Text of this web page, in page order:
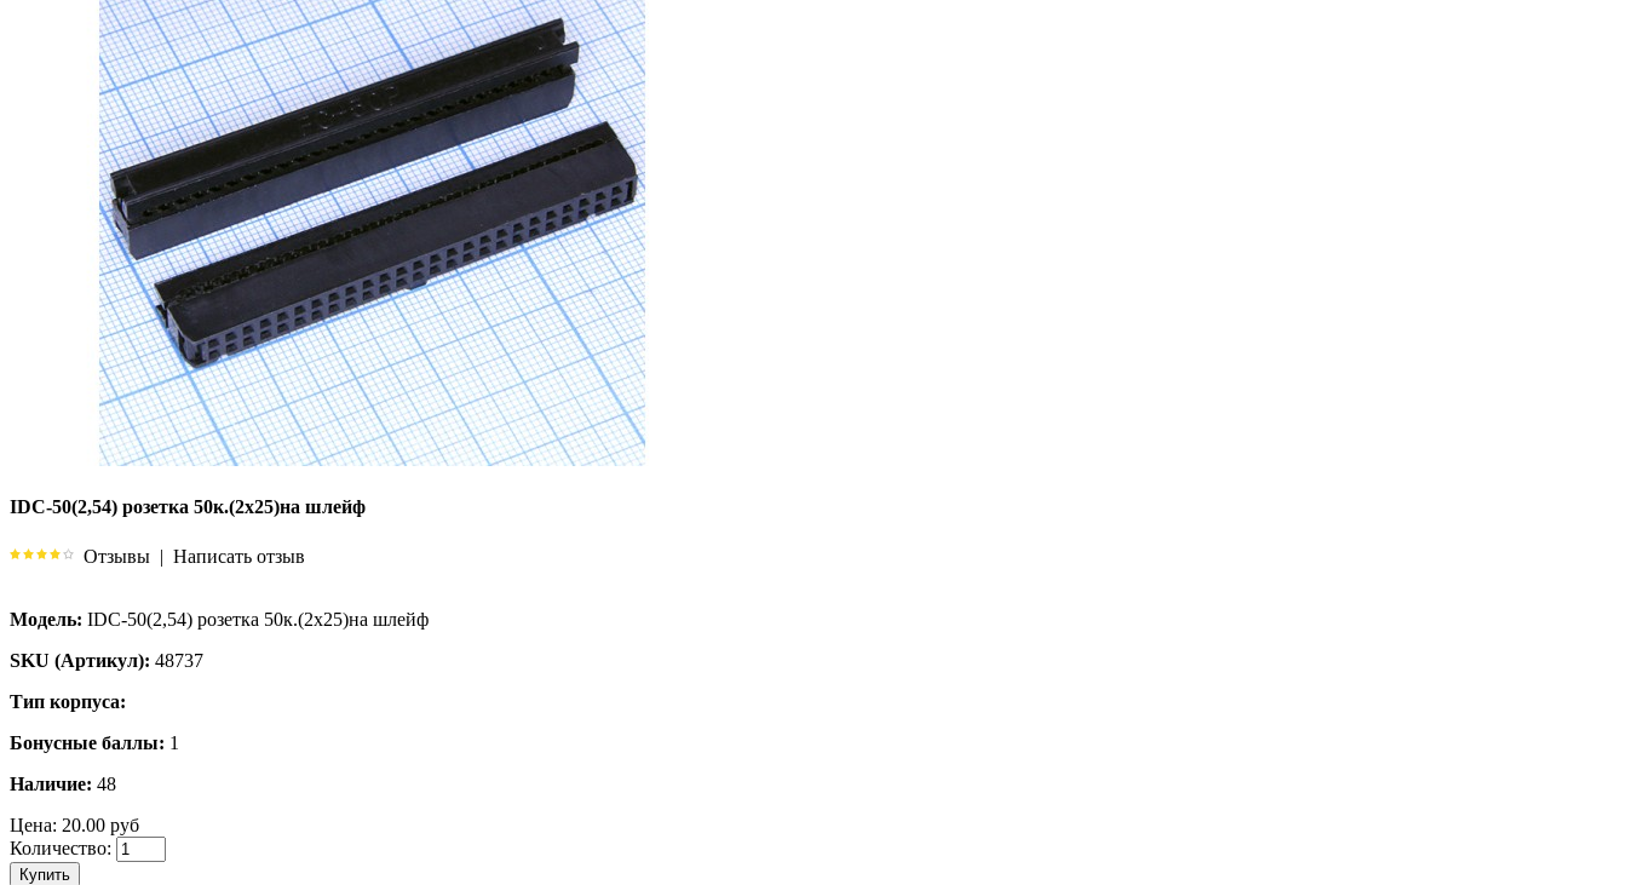
IDC-50(2,54) розетка 50к.(2х25)на шлейф
Отзывы | Написать отзыв
Модель: IDC-50(2,54) розетка 50к.(2х25)на шлейф
SKU (Артикул): 48737
Тип корпуса:
Бонусные баллы: 1
Наличие: 48
Цена: 20.00 руб
Количество:
Купить